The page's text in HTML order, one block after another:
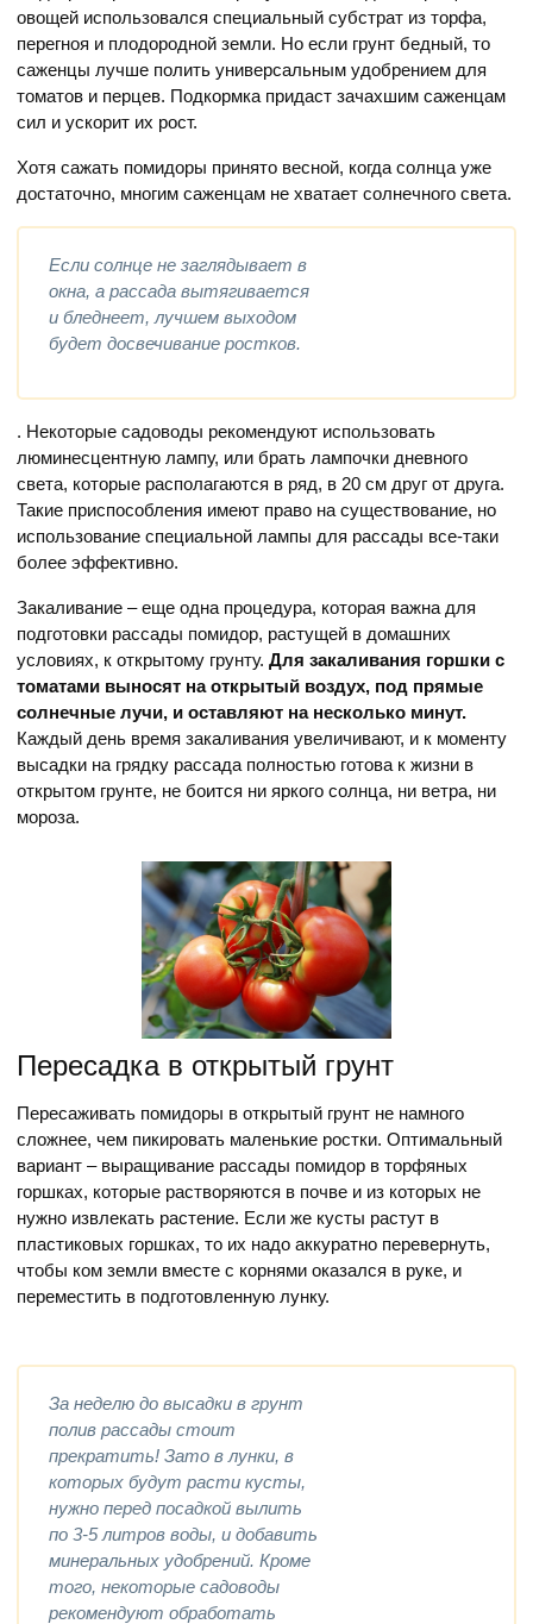
овощей использовался специальный субстрат из торфа,
перегноя и плодородной земли. Но если грунт бедный, то
саженцы лучше полить универсальным удобрением для
томатов и перцев. Подкормка придаст зачахшим саженцам
сил и ускорит их рост.
Хотя сажать помидоры принято весной, когда солнца уже
достаточно, многим саженцам не хватает солнечного света.
Если солнце не заглядывает в
окна, а рассада вытягивается
и бледнеет, лучшем выходом
будет досвечивание ростков.
. Некоторые садоводы рекомендуют использовать
люминесцентную лампу, или брать лампочки дневного
света, которые располагаются в ряд, в 20 см друг от друга.
Такие приспособления имеют право на существование, но
использование специальной лампы для рассады все-таки
более эффективно.
Закаливание – еще одна процедура, которая важна для
подготовки рассады помидор, растущей в домашних
условиях, к открытому грунту.Для закаливания горшки с
томатами выносят на открытый воздух, под прямые
солнечные лучи, и оставляют на несколько минут.
Каждый день время закаливания увеличивают, и к моменту
высадки на грядку рассада полностью готова к жизни в
открытом грунте, не боится ни яркого солнца, ни ветра, ни
мороза.
Пересадка в открытый грунт
Пересаживать помидоры в открытый грунт не намного
сложнее, чем пикировать маленькие ростки. Оптимальный
вариант – выращивание рассады помидор в торфяных
горшках, которые растворяются в почве и из которых не
нужно извлекать растение. Если же кусты растут в
пластиковых горшках, то их надо аккуратно перевернуть,
чтобы ком земли вместе с корнями оказался в руке, и
переместить в подготовленную лунку.
За неделю до высадки в грунт
полив рассады стоит
прекратить! Зато в лунки, в
которых будут расти кусты,
нужно перед посадкой вылить
по 3-5 литров воды, и добавить
минеральных удобрений. Кроме
того, некоторые садоводы
рекомендуют обработать